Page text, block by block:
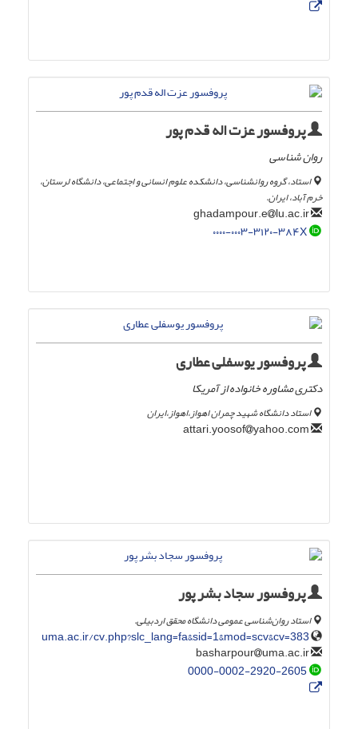
پروفسور عزت اله قدم پور
روان شناسی
استاد، گروه روانشناسی، دانشکده علوم انسانی و اجتماعی، دانشگاه لرستان،
خرم آباد، ایران.
lu.ac.ir
۰۰۰۰-۰۰۰۳-۳۱۲۰-۳۸۴X
پروفسور یوسفلی عطاری
دکتری مشاوره خانواده از آمریکا
استاد دانشگاه شهید چمران اهواز،اهواز،ایران
yahoo.com
پروفسور سجاد بشر پور
استاد روان‌شناسی عمومی دانشگاه محقق اردبیلی.
uma.ac.ir/cv.php?slc_lang=fa&sid=1&mod=scv&cv=383
uma.ac.ir
0000-0002-2920-2605